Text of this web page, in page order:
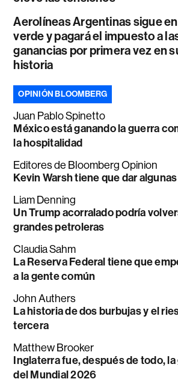
Aerolíneas Argentinas sigue en
verde y pagará el impuesto a
ganancias por primera vez en
historia
OPINIÓN BLOOMBERG
Juan Pablo Spinetto
México está ganando la guerra
la hospitalidad
Editores de Bloomberg Opinion
Kevin Warsh tiene que dar
Liam Denning
Un Trump acorralado podría
grandes petroleras
Claudia Sahm
La Reserva Federal tiene que
a la gente común
John Authers
La historia de dos burbujas y el
tercera
Matthew Brooker
Inglaterra fue, después de todo,
del Mundial 2026